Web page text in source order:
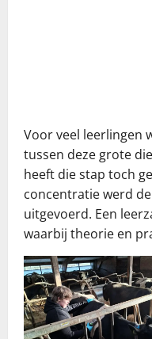
Voor veel leerlingen
tussen deze grote
heeft die stap toch
concentratie werd
uitgevoerd. Een
waarbij theorie en